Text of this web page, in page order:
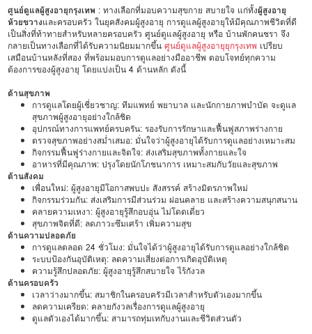
ศูนย์ดูแลผู้สูงอายุกรุงเทพ : ทางเลือกที่มอบความสุขกาย สบายใจ แก่ทั้งผู้สูงอายุ
ห้วยขวางและครอบครัว ในยุคสังคมผู้สูงอายุ การดูแลผู้สูงอายุให้มีคุณภาพชีวิตที่ดี
เป็นสิ่งที่ท้าทายสำหรับหลายครอบครัว ศูนย์ดูแลผู้สูงอายุ หรือ บ้านพักคนชรา จึง
กลายเป็นทางเลือกที่ได้รับความนิยมมากขึ้นศูนย์ดูแลผู้สูงอายุยุกรุงเทพ เปรียบ
เสมือนบ้านหลังที่สอง ที่พร้อมมอบการดูแลอย่างมืออาชีพ ตอบโจทย์ทุกความ
ต้องการของผู้สูงอายุ โดยแบ่งเป็น 4 ด้านหลัก ดังนี้
ด้านสุขภาพ
การดูแลโดยผู้เชี่ยวชาญ: ทีมแพทย์ พยาบาล และนักกายภาพบำบัด จะดูแล
สุขภาพผู้สูงอายุอย่างใกล้ชิด
อุปกรณ์ทางการแพทย์ครบครัน: รองรับการรักษาและฟื้นฟูสภาพร่างกาย
ตรวจสุขภาพอย่างสม่ำเสมอ: มั่นใจว่าผู้สูงอายุได้รับการดูแลอย่างเหมาะสม
กิจกรรมฟื้นฟูร่างกายและจิตใจ: ส่งเสริมสุขภาพทั้งกายและใจ
อาหารที่มีคุณภาพ: ปรุงโดยนักโภชนาการ เหมาะสมกับวัยและสุขภาพ
ด้านสังคม
เพื่อนใหม่: ผู้สูงอายุมีโอกาสพบปะ สังสรรค์ สร้างมิตรภาพใหม่
กิจกรรมร่วมกัน: ส่งเสริมการมีส่วนร่วม ผ่อนคลาย และสร้างความสนุกสนาน
คลายความเหงา: ผู้สูงอายุรู้สึกอบอุ่น ไม่โดดเดี่ยว
สุขภาพจิตที่ดี: ลดภาวะซึมเศร้า เพิ่มความสุข
ด้านความปลอดภัย
การดูแลตลอด 24 ชั่วโมง: มั่นใจได้ว่าผู้สูงอายุได้รับการดูแลอย่างใกล้ชิด
ระบบป้องกันอุบัติเหตุ: ลดความเสี่ยงต่อการเกิดอุบัติเหตุ
ความรู้สึกปลอดภัย: ผู้สูงอายุรู้สึกสบายใจ ไร้กังวล
ด้านครอบครัว
เวลาว่างมากขึ้น: สมาชิกในครอบครัวมีเวลาสำหรับตัวเองมากขึ้น
ลดความเครียด: คลายกังวลเรื่องการดูแลผู้สูงอายุ
ดูแลตัวเองได้มากขึ้น: สามารถทุ่มเทกับงานและชีวิตส่วนตัว